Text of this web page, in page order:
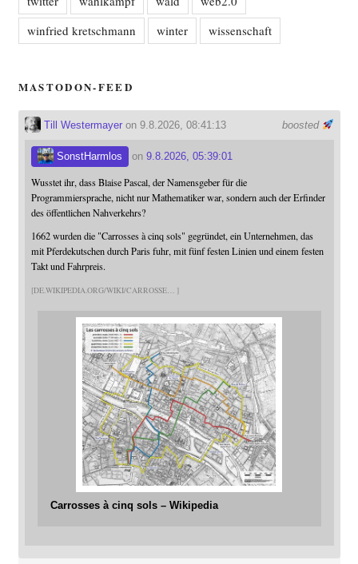
winfried kretschmann
winter wissenschaft
MASTODON-FEED
boosted
Till Westermayeron 9.8.2026, 08:41:13
SonstHarmlos on 9.8.2026, 05:39:01
Wusstet ihr, dass Blaise Pascal, der Namensgeber für die
Programmiersprache, nicht nur Mathematiker war, sondern auch der Erfinder
des öffentlichen Nahverkehrs?
1662 wurden die "Carrosses à cinq sols" gegründet, ein Unternehmen, das
mit Pferdekutschen durch Paris fuhr, mit fünf festen Linien und einem festen
Takt und Fahrpreis.
DE.WIKIPEDIA.ORG/WIKI/CARROSSE
Carrosses à cinq sols – Wikipedia